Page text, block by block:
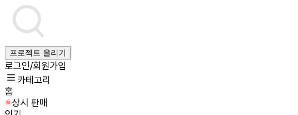
프로젝트 올리기
로그인/회원가입
카테고리
홈
상시 판매